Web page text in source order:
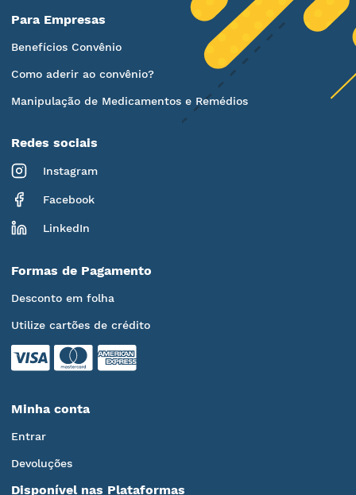
Para Empresas
Benefícios Convênio
Como aderir ao convênio?
Manipulação de Medicamentos e Remédios
Redes sociais
Instagram
Facebook
LinkedIn
Formas de Pagamento
Desconto em folha
Utilize cartões de crédito
Minha conta
Entrar
Devoluções
Disponível nas Plataformas